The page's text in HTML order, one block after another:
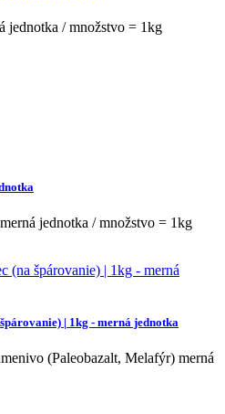
jednotka / množstvo = 1kg
jednotka / množstvo = 1kg
| 1kg - merná jednotka
(Paleobazalt, Melafýr) merná